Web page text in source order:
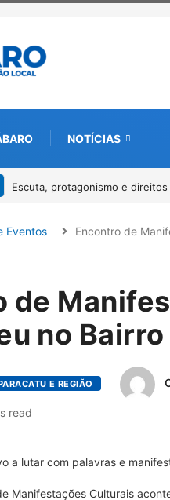
NOTÍCIAS
em ParacatuConab inicia
Eventos Encontro de
de
no
E REGIÃO
read
a lutar com palavras e
Manifestações Culturais